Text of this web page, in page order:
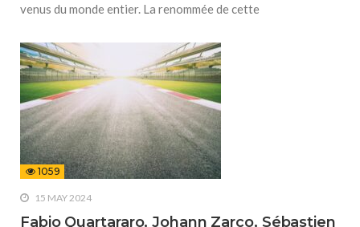
venus du monde entier. La renommée de cette
1059
15 MAY 2024
Fabio Quartararo, Johann Zarco, Sébastien